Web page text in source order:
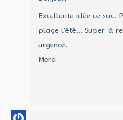
Excellente idée ce sac.
plage l’été… Super. à
urgence.
Merci